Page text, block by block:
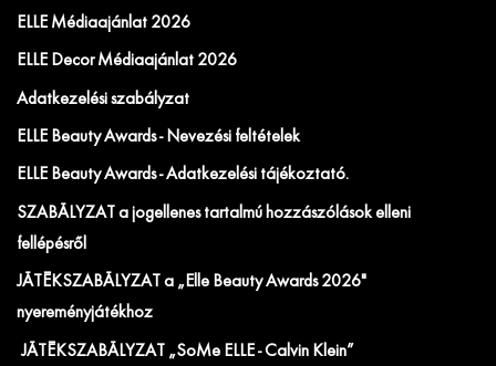
ELLE Médiaajánlat 2026
ELLE Decor Médiaajánlat 2026
Adatkezelési szabályzat
ELLE Beauty Awards - Nevezési feltételek
ELLE Beauty Awards - Adatkezelési tájékoztató.
SZABÁLYZAT a jogellenes tartalmú hozzászólások elleni
fellépésről
JÁTÉKSZABÁLYZAT a „Elle Beauty Awards 2026"
nyereményjátékhoz
JÁTÉKSZABÁLYZAT „SoMe ELLE - Calvin Klein”